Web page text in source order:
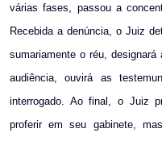
várias fases, passou a
Recebida a denúncia, o Juiz
sumariamente o réu,
audiência, ouvirá as
interrogado. Ao final, o Juiz
proferir em seu gabinete,